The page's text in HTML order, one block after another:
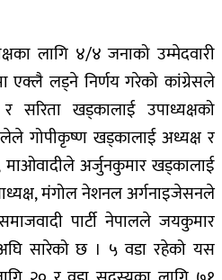
लागि ४/४ जनाको उम्मेदवारी
एक्लै लड्ने निर्णय गरेको कांग्रेसले
सरिता खड्कालाई उपाध्यक्षको
गोपीकृष्ण खड्कालाई अध्यक्ष र
माओवादीले अर्जुनकुमार खड्कालाई
मंगोल नेशनल अर्गनाइजेसनले
पार्टी नेपालले जयकुमार
सारेको छ । ५ वडा रहेको यस